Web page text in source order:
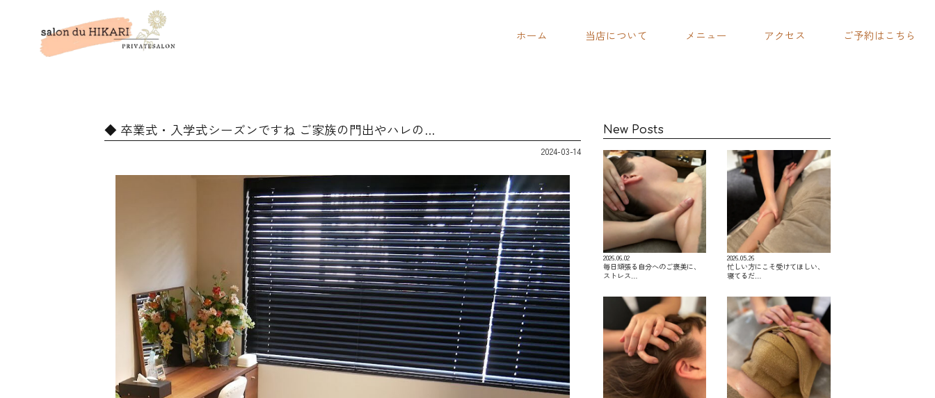
ホーム 当店について メニュー アクセス ご予約はこちら
卒業式・入学式シーズンですね ご家族の門出やハレの…
2024-03-14
New Posts
2026.06.02
毎日頑張る自分へのご褒美に、
ストレス…
2026.05.26
忙しい方にこそ受けてほしい、
寝てるだ…